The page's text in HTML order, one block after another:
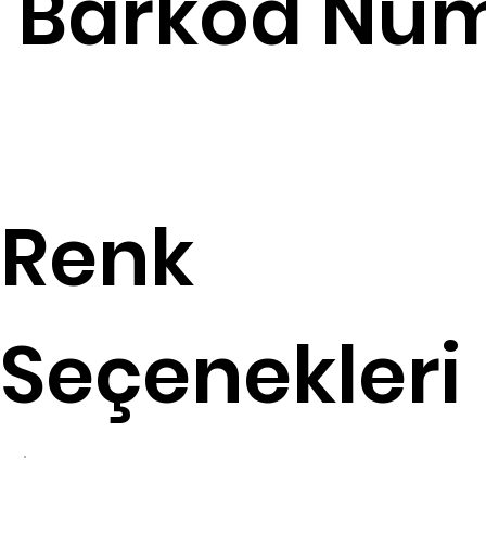
Renk
Seçenekleri